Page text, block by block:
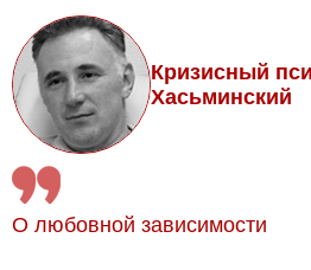
Кризисный
Хасьминский
О любовной зависимости